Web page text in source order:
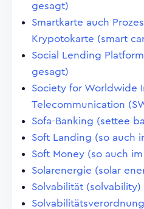
gesagt)
Smartkarte auch
Krypotokarte (smart
Social Lending
gesagt)
Society for Worldwide
Telecommunication
Sofa-Banking (settee
Soft Landing (so auch
Soft Money (so auch
Solarenergie (solar
Solvabilität (solvability)